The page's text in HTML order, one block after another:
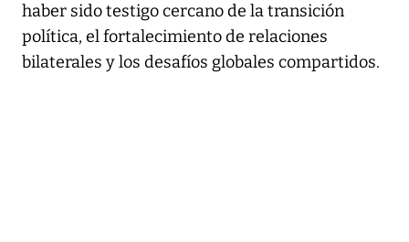
haber sido testigo cercano de la transición
política, el fortalecimiento de relaciones
bilaterales y los desafíos globales compartidos.